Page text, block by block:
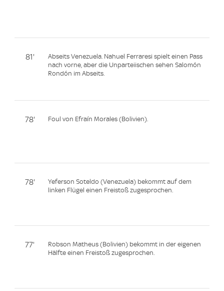
81'
Abseits Venezuela. Nahuel Ferraresi spielt einen Pass
nach vorne, aber die Unparteiischen sehen Salomón
Rondón im Abseits.
78' Foul von Efraín Morales (Bolivien).
78'
Yeferson Soteldo (Venezuela) bekommt auf dem
linken Flügel einen Freistoß zugesprochen.
77'
Robson Matheus (Bolivien) bekommt in der eigenen
Hälfte einen Freistoß zugesprochen.